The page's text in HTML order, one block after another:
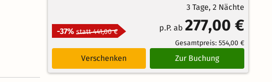
3 Tage, 2 Nächte
-37% statt 441,00 € p.P. ab 277,00 €
Gesamtpreis: 554,00 €
Verschenken Zur Buchung